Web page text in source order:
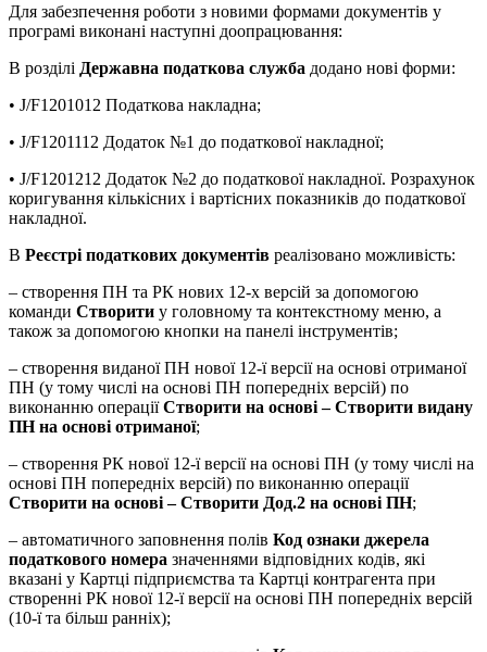
Для забезпечення роботи з новими формами документів у
програмі виконані наступні доопрацювання:
В розділі Державна податкова служба додано нові форми:
• J/F1201012 Податкова накладна;
• J/F1201112 Додаток №1 до податкової накладної;
• J/F1201212 Додаток №2 до податкової накладної. Розрахунок
коригування кількісних і вартісних показників до податкової
накладної.
В Реєстрі податкових документів реалізовано можливість:
– створення ПН та РК нових 12-х версій за допомогою
команди Створити у головному та контекстному меню, а
також за допомогою кнопки на панелі інструментів;
– створення виданої ПН нової 12-ї версії на основі отриманої
ПН (у тому числі на основі ПН попередніх версій) по
виконанню операціїСтворити на основі – Створити видану
ПН на основі отриманої;
– створення РК нової 12-ї версії на основі ПН (у тому числі на
основі ПН попередніх версій) по виконанню операції
Створити на основі – Створити Дод.2 на основі ПН;
– автоматичного заповнення полів Код ознаки джерела
податкового номера значеннями відповідних кодів, які
вказані у Картці підприємства та Картці контрагента при
створенні РК нової 12-ї версії на основі ПН попередніх версій
(10-ї та більш ранніх);